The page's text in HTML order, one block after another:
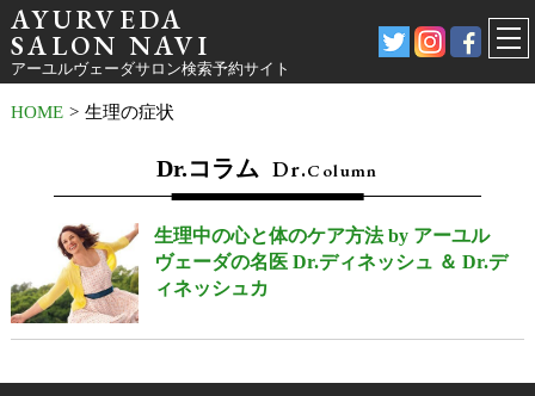
AYURVEDA
SALON NAVI
アーユルヴェーダサロン検索予約サイト
HOME > 生理の症状
Dr.コラム Dr.Column
生理中の心と体のケア方法 by アーユル
ヴェーダの名医 Dr.ディネッシュ ＆ Dr.デ
ィネッシュカ